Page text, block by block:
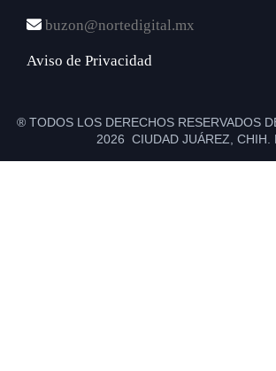
buzon@nortedigital.mx
Aviso de Privacidad
® TODOS LOS DERECHOS RESERVADOS
2026 CIUDAD JUÁREZ, CHIH.